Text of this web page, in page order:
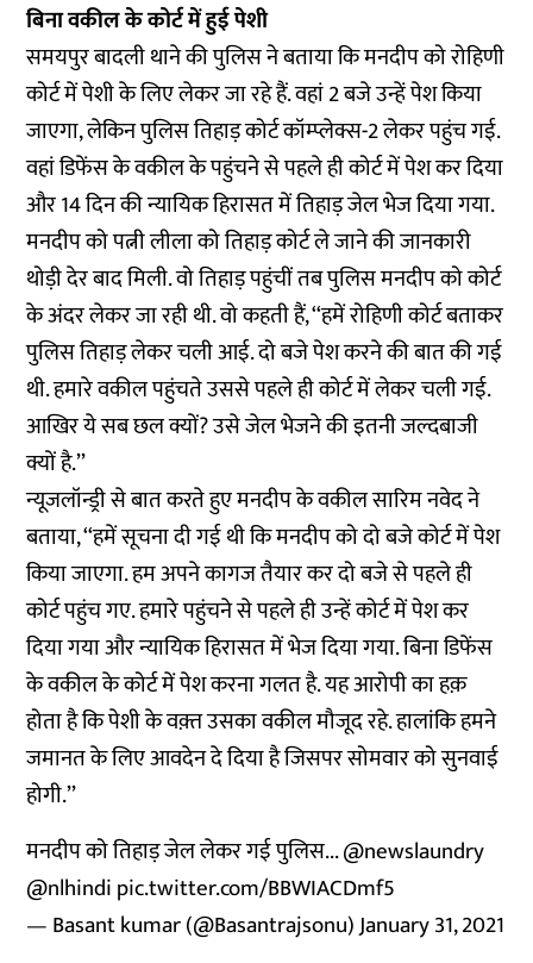
बिना वकील के कोर्ट में हुई पेशी
समयपुर बादली थाने की पुलिस ने बताया कि मनदीप को रोहिणी
कोर्ट में पेशी के लिए लेकर जा रहे हैं. वहां 2 बजे उन्हें पेश किया
जाएगा, लेकिन पुलिस तिहाड़ कोर्ट कॉम्प्लेक्स-2 लेकर पहुंच गई.
वहां डिफेंस के वकील के पहुंचने से पहले ही कोर्ट में पेश कर दिया
और 14 दिन की न्यायिक हिरासत में तिहाड़ जेल भेज दिया गया.
मनदीप को पत्नी लीला को तिहाड़ कोर्ट ले जाने की जानकारी
थोड़ी देर बाद मिली. वो तिहाड़ पहुंचीं तब पुलिस मनदीप को कोर्ट
के अंदर लेकर जा रही थी. वो कहती हैं, ‘‘हमें रोहिणी कोर्ट बताकर
पुलिस तिहाड़ लेकर चली आई. दो बजे पेश करने की बात की गई
थी. हमारे वकील पहुंचते उससे पहले ही कोर्ट में लेकर चली गई.
आखिर ये सब छल क्यों? उसे जेल भेजने की इतनी जल्दबाजी
क्यों है.’’
न्यूजलॉन्ड्री से बात करते हुए मनदीप के वकील सारिम नवेद ने
बताया, ‘‘हमें सूचना दी गई थी कि मनदीप को दो बजे कोर्ट में पेश
किया जाएगा. हम अपने कागज तैयार कर दो बजे से पहले ही
कोर्ट पहुंच गए. हमारे पहुंचने से पहले ही उन्हें कोर्ट में पेश कर
दिया गया और न्यायिक हिरासत में भेज दिया गया. बिना डिफेंस
के वकील के कोर्ट में पेश करना गलत है. यह आरोपी का हक़
होता है कि पेशी के वक़्त उसका वकील मौजूद रहे. हालांकि हमने
जमानत के लिए आवदेन दे दिया है जिसपर सोमवार को सुनवाई
होगी.’’
मनदीप को तिहाड़ जेल लेकर गई पुलिस...@newslaundry
@nlhindipic.twitter.com/BBWIACDmf5
— Basant kumar (@Basantrajsonu)January 31, 2021